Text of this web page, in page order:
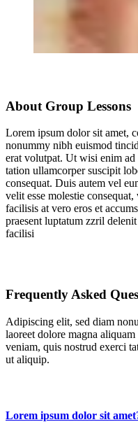
About Group Lessons
Lorem ipsum dolor sit amet,
nonummy nibh euismod
erat volutpat. Ut wisi enim
tation ullamcorper suscipit
consequat. Duis autem vel
velit esse molestie
facilisis at vero eros et
praesent luptatum zzril
facilisi
Frequently Asked
Adipiscing elit, sed diam
laoreet dolore magna
veniam, quis nostrud exerci
ut aliquip.
Lorem ipsum dolor sit